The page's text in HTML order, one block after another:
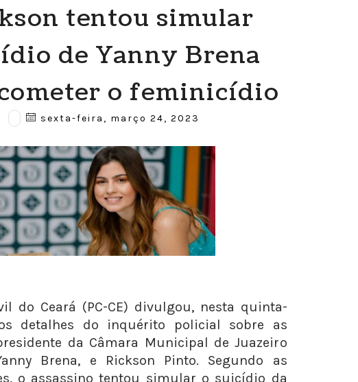
tentou simular
de Yanny Brena
o feminicídio
sexta-feira, março 24, 2023
do Ceará (PC-CE) divulgou, nesta quinta-
detalhes do inquérito policial sobre as
da Câmara Municipal de Juazeiro
Brena, e Rickson Pinto. Segundo as
o assassino tentou simular o suicídio da